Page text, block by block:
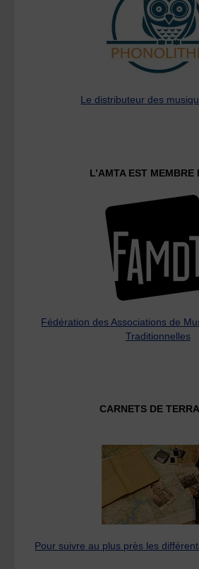
Le distributeur des
L’AMTA EST MEMBRE
Fédération des Associations de
Traditionnelles
CARNETS DE
Pour suivre au plus près les